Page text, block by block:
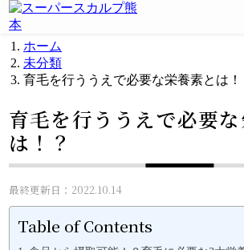
ホーム
未分類
育毛を行ううえで必要な栄養素とは！
育毛を行ううえで必要な
は！？
最終更新日：2022.10.14
Table of Contents